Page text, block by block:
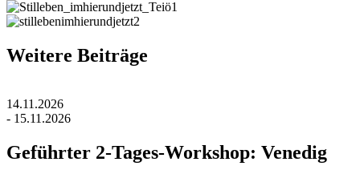
Weitere Beiträge
14.11.2026
- 15.11.2026
Geführter 2-Tages-Workshop: Venedig